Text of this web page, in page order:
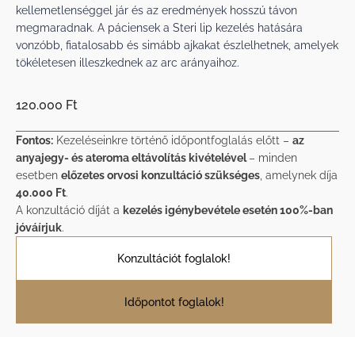
kellemetlenséggel jár és az eredmények hosszú távon
megmaradnak. A páciensek a Steri lip kezelés hatására
vonzóbb, fiatalosabb és simább ajkakat észlelhetnek, amelyek
tökéletesen illeszkednek az arc arányaihoz.
120.000 Ft
Fontos: Kezeléseinkre történő időpontfoglalás előtt – az
anyajegy- és ateroma eltávolítás kivételével– minden
esetben előzetes orvosi konzultáció szükséges , amelynek díja
40.000 Ft.
A konzultáció díját a kezelés igénybevétele esetén 100%-ban
jóváírjuk.
Konzultációt foglalok!
Időpontot foglalok!